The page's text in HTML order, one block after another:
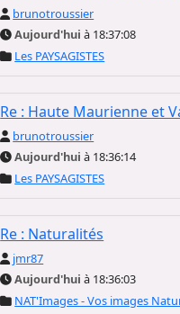
brunotroussier
Aujourd'hui à 18:37:08
Les PAYSAGISTES
Re : Haute Maurienne et
brunotroussier
Aujourd'hui à 18:36:14
Les PAYSAGISTES
Re : Naturalités
jmr87
Aujourd'hui à 18:36:03
NAT'Images - Vos images